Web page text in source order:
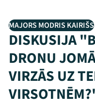
MAJORS MODRIS KAIRIŠS
DISKUSIJA
DRONU
VIRZĀS UZ